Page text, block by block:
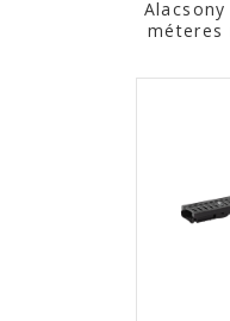
méteres